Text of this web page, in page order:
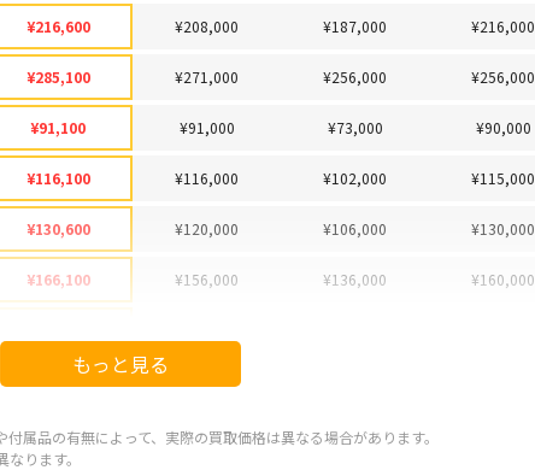
¥216,600
¥285,100
¥91,100
¥116,100
¥130,600
¥166,100
¥92,100
¥97,100
¥208,000
¥271,000
¥91,000
¥116,000
¥120,000
¥156,000
¥89,000
¥187,000
¥256,000
¥73,000
¥102,000
¥106,000
¥136,000
¥79,000
¥216,000
¥256,000
¥90,000
¥115,000
¥130,000
¥160,000
もっと見る
属品の有無によって、実際の買取価格は異なる場合があります。
ります。